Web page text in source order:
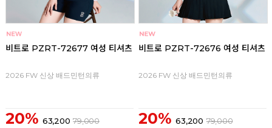
비트로 PZRT-72677 여성 티셔츠
2026 FW 신상 배드민턴의류
20% 63,200 79,000
비트로 PZRT-72676 여성 티셔츠
2026 FW 신상 배드민턴의류
20% 63,200 79,000